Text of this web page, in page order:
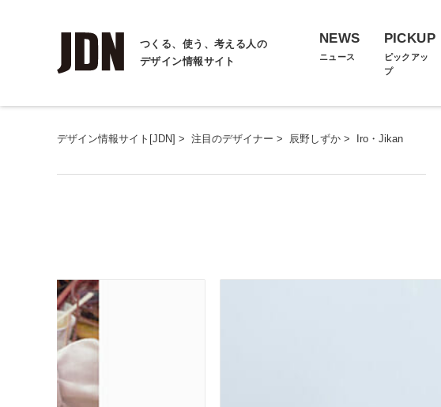
つくる、使う、考える人の
デザイン情報サイト
NEWS
ニュース
PICKUP
ピックアッ
プ
デザイン情報サイト[JDN] > 注目のデザイナー > 辰野しずか > Iro・Jikan